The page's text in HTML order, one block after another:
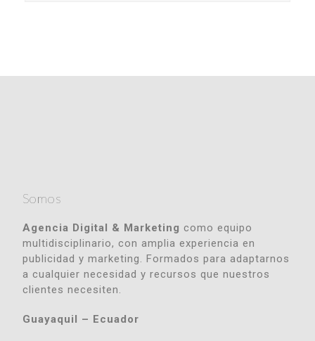
Somos
Agencia Digital & Marketing como equipo
multidisciplinario, con amplia experiencia en
publicidad y marketing. Formados para adaptarnos
a cualquier necesidad y recursos que nuestros
clientes necesiten.
Guayaquil – Ecuador